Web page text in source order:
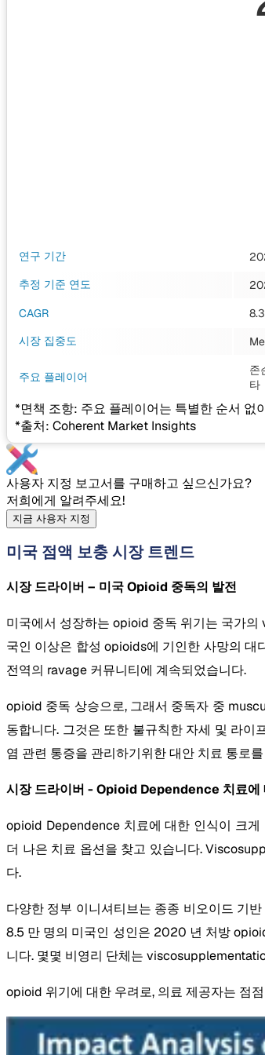
연구 기간
추정 기준 연도
CAGR
시장 집중도
주요 플레이어 존
타
*면책 조항: 주요 플레이어는 특별한 순서 없
*출처: Coherent Market Insights
사용자 지정 보고서를 구매하고 싶으신가요?
저희에게 알려주세요!
지금 사용자 지정
미국 점액 보충 시장 트렌드
시장 드라이버 – 미국 Opioid 중독의 발전
미국에서 성장하는 opioid 중독 위기는 국가
국인 이상은 합성 opioids에 기인한 사망의
전역의 ravage 커뮤니티에 계속되었습니다.
opioid 중독 상승으로, 그래서 중독자 중
동합니다. 그것은 또한 불규칙한 자세 및 라
염 관련 통증을 관리하기위한 대안 치료 통로
시장 드라이버 - Opioid Dependence 치료에
opioid Dependence 치료에 대한 인식이 크
더 나은 치료 옵션을 찾고 있습니다.
다.
다양한 정부 이니셔티브는 종종 비오이드 기
8.5 만 명의 미국인 성인은 2020 년 처방
니다. 몇몇 비영리 단체는
opioid 위기에 대한 우려로, 의료 제공자는 점